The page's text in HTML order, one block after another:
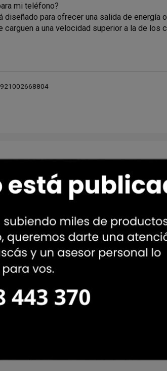
mi teléfono?
diseñado para ofrecer una salida de energía
a una velocidad superior a la de los
Soporte de